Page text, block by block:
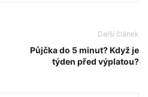
Další článek
Půjčka do 5 minut? Když je
týden před výplatou?